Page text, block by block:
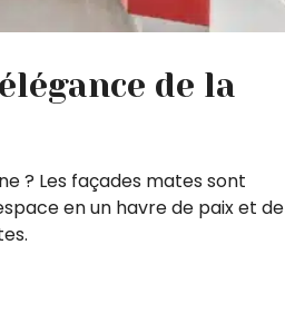
de la
? Les façades mates sont
en un havre de paix et de